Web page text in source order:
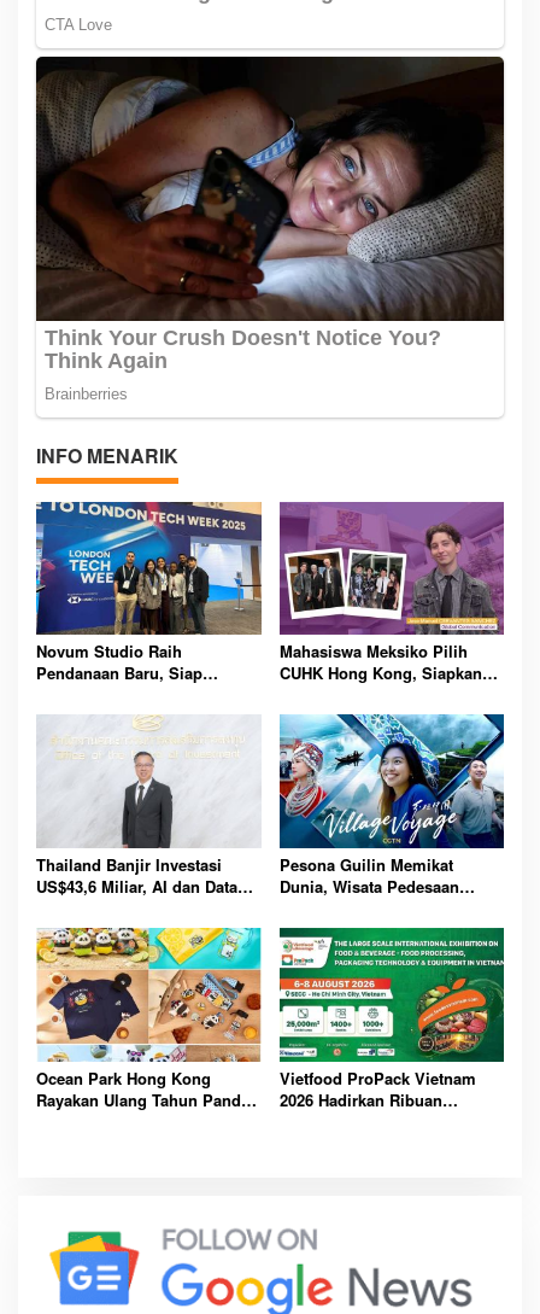
INFO MENARIK
Novum Studio Raih
Pendanaan Baru, Siap
Platform AI Ahoy Project
Global
Mahasiswa Meksiko Pilih
CUHK Hong Kong, Siapkan
Beasiswa Internasional
Bergengsi
Thailand Banjir Investasi
US$43,6 Miliar, AI dan Data
Ekonomi Baru Nasional
Pesona Guilin Memikat
Dunia, Wisata Pedesaan
dan Alam Tak Terlupakan
Bersama
Ocean Park Hong Kong
Rayakan Ulang Tahun Panda,
Vietfood ProPack Vietnam
2026 Hadirkan Ribuan